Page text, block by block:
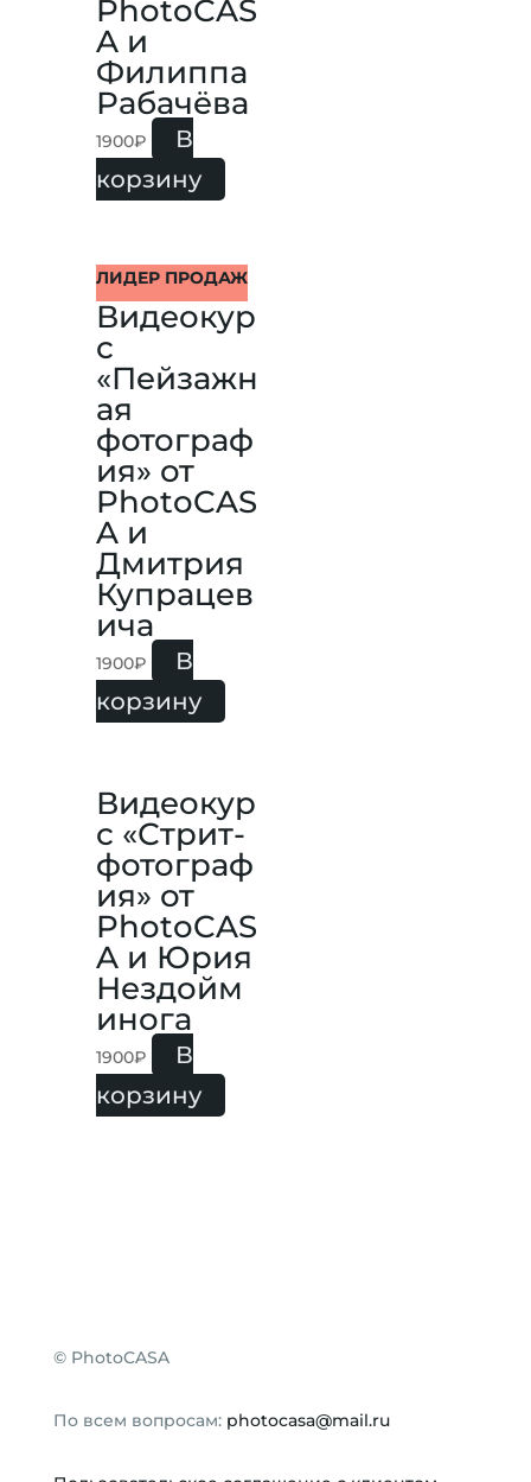
PhotoCAS
A и
Филиппа
Рабачёва
1900₽
В
корзину
ЛИДЕР ПРОДАЖ
Видеокур
с
«Пейзажн
ая
фотограф
ия» от
PhotoCAS
A и
Дмитрия
Купрацев
ича
1900₽
В
корзину
Видеокур
с «Стрит-
фотограф
ия» от
PhotoCAS
A и Юрия
Нездойм
инога
1900₽
В
корзину
© PhotoCASA
По всем вопросам: photocasa@mail.ru